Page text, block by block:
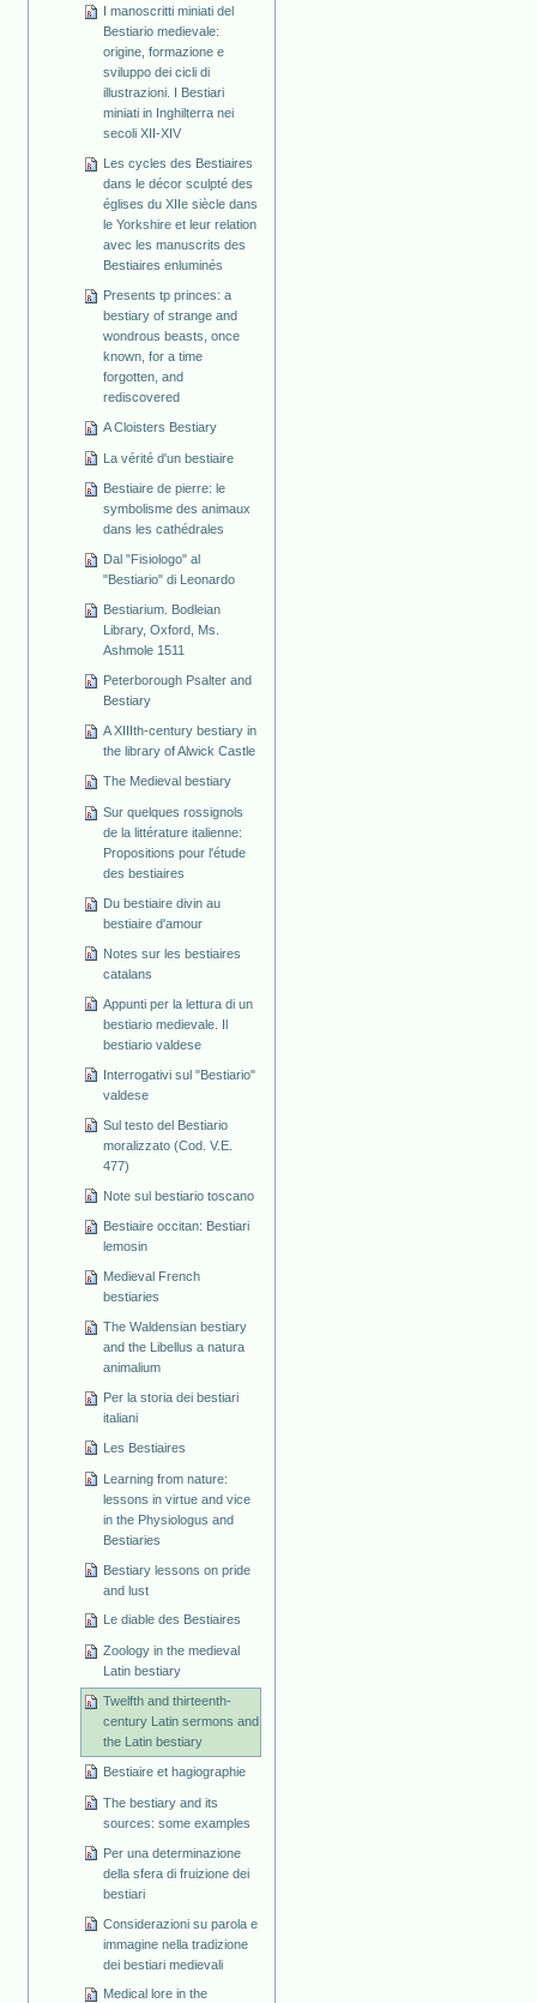
I manoscritti miniati del
Bestiario medievale:
origine, formazione e
sviluppo dei cicli di
illustrazioni. I Bestiari
miniati in Inghilterra nei
secoli XII-XIV
Les cycles des Bestiaires
dans le décor sculpté des
églises du XIIe siècle dans
le Yorkshire et leur relation
avec les manuscrits des
Bestiaires enluminés
Presents tp princes: a
bestiary of strange and
wondrous beasts, once
known, for a time
forgotten, and
rediscovered
A Cloisters Bestiary
La vérité d'un bestiaire
Bestiaire de pierre: le
symbolisme des animaux
dans les cathédrales
Dal "Fisiologo" al
"Bestiario" di Leonardo
Bestiarium. Bodleian
Library, Oxford, Ms.
Ashmole 1511
Peterborough Psalter and
Bestiary
A XIIIth-century bestiary in
the library of Alwick Castle
The Medieval bestiary
Sur quelques rossignols
de la littérature italienne:
Propositions pour l'étude
des bestiaires
Du bestiaire divin au
bestiaire d'amour
Notes sur les bestiaires
catalans
Appunti per la lettura di un
bestiario medievale. Il
bestiario valdese
Interrogativi sul "Bestiario"
valdese
Sul testo del Bestiario
moralizzato (Cod. V.E.
477)
Note sul bestiario toscano
Bestiaire occitan: Bestiari
lemosin
Medieval French
bestiaries
The Waldensian bestiary
and the Libellus a natura
animalium
Per la storia dei bestiari
italiani
Les Bestiaires
Learning from nature:
lessons in virtue and vice
in the Physiologus and
Bestiaries
Bestiary lessons on pride
and lust
Le diable des Bestiaires
Zoology in the medieval
Latin bestiary
Twelfth and thirteenth-
century Latin sermons and
the Latin bestiary
Bestiaire et hagiographie
The bestiary and its
sources: some examples
Per una determinazione
della sfera di fruizione dei
bestiari
Considerazioni su parola e
immagine nella tradizione
dei bestiari medievali
Medical lore in the